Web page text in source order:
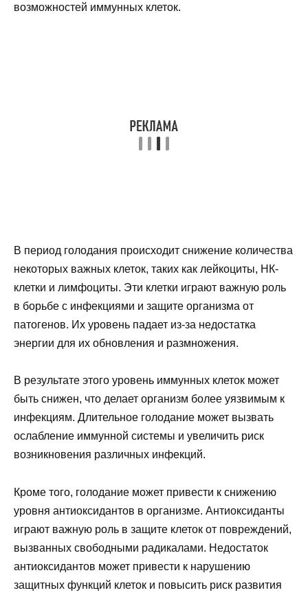
возможностей иммунных клеток.
В период голодания происходит снижение количества
некоторых важных клеток, таких как лейкоциты, НК-
клетки и лимфоциты. Эти клетки играют важную роль
в борьбе с инфекциями и защите организма от
патогенов. Их уровень падает из-за недостатка
энергии для их обновления и размножения.
В результате этого уровень иммунных клеток может
быть снижен, что делает организм более уязвимым к
инфекциям. Длительное голодание может вызвать
ослабление иммунной системы и увеличить риск
возникновения различных инфекций.
Кроме того, голодание может привести к снижению
уровня антиоксидантов в организме. Антиоксиданты
играют важную роль в защите клеток от повреждений,
вызванных свободными радикалами. Недостаток
антиоксидантов может привести к нарушению
защитных функций клеток и повысить риск развития